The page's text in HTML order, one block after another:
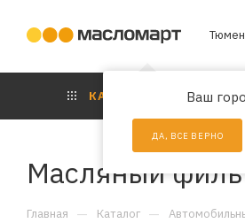
Ваш
ДА, ВСЕ ВЕРНО
КАТАЛОГ
Масляный
Главная — Каталог —